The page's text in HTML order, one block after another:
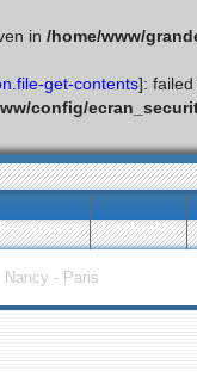
in /home/www/
get-contents]:
config/
étapes L’actualité
Nancy - Paris